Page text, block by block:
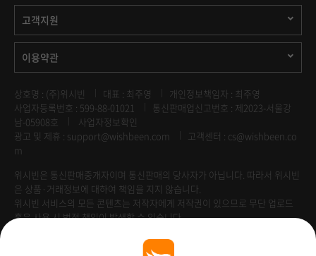
고객지원
이용약관
상호명 : (주)위시빈 대표 : 최주영
개인정보책임자 : 최주영
사업자등록번호 : 599-88-01021
통신판매업신고번호 : 제2023-서울강
남-05908호
사업자정보확인
광고 및 제휴 : support@wishbeen.com
고객센터 : cs@wishbeen.co
m
위시빈은 통신판매중개자이며 통신판매의 당사자가 아닙니다. 따라서 위시빈
은 상품·거래정보에 대하여 책임을 지지 않습니다.
위시빈 서비스의 모든 콘텐츠는 저작자에게 저작권이 있으므로 무단 업로드
혹은 사용 시 법적 책임이 발생할 수 있습니다.